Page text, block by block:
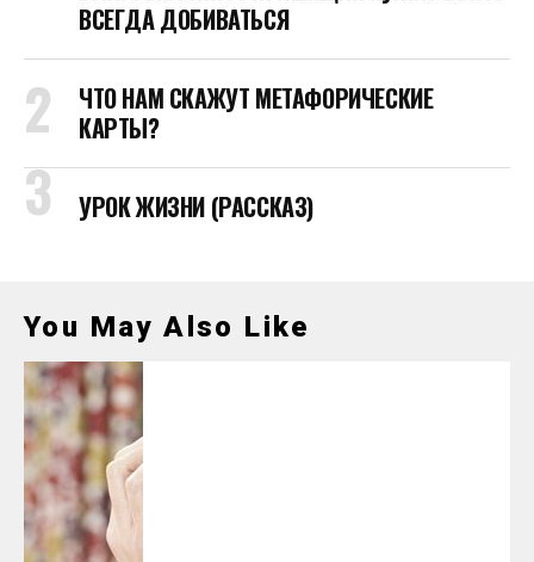
ВСЕГДА ДОБИВАТЬСЯ
ЧТО НАМ СКАЖУТ МЕТАФОРИЧЕСКИЕ
КАРТЫ?
УРОК ЖИЗНИ (РАССКАЗ)
You May Also Like